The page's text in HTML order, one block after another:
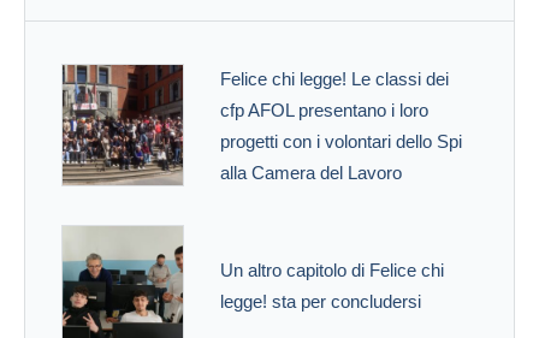
Felice chi legge! Le classi dei
cfp AFOL presentano i loro
progetti con i volontari dello Spi
alla Camera del Lavoro
Un altro capitolo di Felice chi
legge! sta per concludersi